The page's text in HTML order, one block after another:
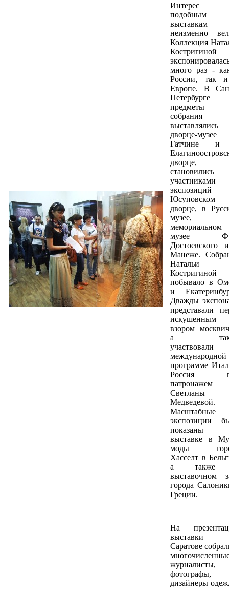
Интерес
подобным
выставкам
неизменно
Коллекция
Костригиной
много раз -
России, так
Европе. В
Петербурге
предметы
собрания
дворце-
Гатчине
дворце,
становились
участниками
Юсуповском
дворце, в
музее,
мемориальном
музее
Достоевского
Манеже.
Натальи
Костригиной
побывало в
и
Дважды
представали
искушенным
взором
а
международной
программе
Россия
патронажем
Светланы
Медведевой.
Масштабные
экспозиции
показаны
выставке в
моды
Хасселт в
а также
выставочном
города
Греции.
На
Саратове
журналисты,
фотографы,
дизайнеры